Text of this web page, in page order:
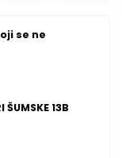
se ne
13B